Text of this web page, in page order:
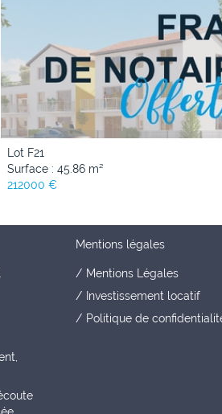
Lot F21
Surface : 45.86 m²
212000 €
Mentions légales
Mentions Légales
Investissement locatif
Politique de